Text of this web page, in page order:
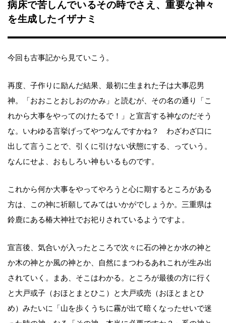
病床で苦しんでいるその時でさえ、重要な神々
を生成したイザナミ
今回も古事記から見ていこう。
再度、子作りに励んだ結果、最初に生まれた子は大事忍男
神。「おおことおしおのかみ」と読むが、その名の通り「こ
れから大事をやってのけたるで！」と宣言する神なのだそう
な。いわゆる言挙げってやつなんですかね？ わざわざ口に
出して言うことで、引くに引けない状態にする、っていう。
なんにせよ、おもしろい神もいるものです。
これから何か大事をやってやろうと心に期するところがある
方は、この神に祈願してみてはいかがでしょうか。三重県は
鈴鹿にある椿大神社でお祀りされているようですよ。
宣言後、気合いが入ったところで次々に石の神とか水の神と
か木の神とか風の神とか、自然にまつわるあれこれが生み出
されていく。まあ、そこはわかる。ところが最後の方に行く
と大戸或子（おほとまとひこ）と大戸或売（おほとまとひ
め）みたいに「山を歩くうちに霧が出て暗くなったせいで迷